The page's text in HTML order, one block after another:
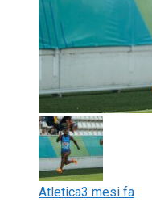
Atletica3 mesi fa